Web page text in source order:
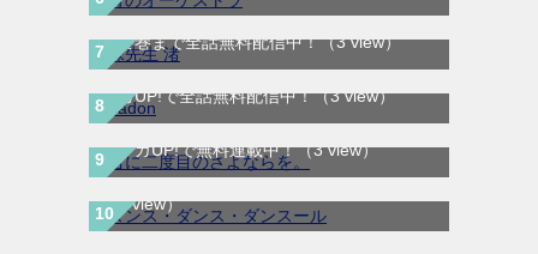
妹先生 渚｜全5巻完結！サンデーうぇぶりで
最終巻まで全話無料配信中！（3 view）
BADON-バードン-｜最新刊第8巻連載中！マ
ンガUP!で全話無料配信中！（3 view）
君に二度目のさよならを。｜最新刊第2巻！
マンガUP!で無料連載中！（3 view）
ダンス・ダンス・ダンスール｜最新刊第25
巻！全話無料で読める公式マンガアプリ！
（3 view）